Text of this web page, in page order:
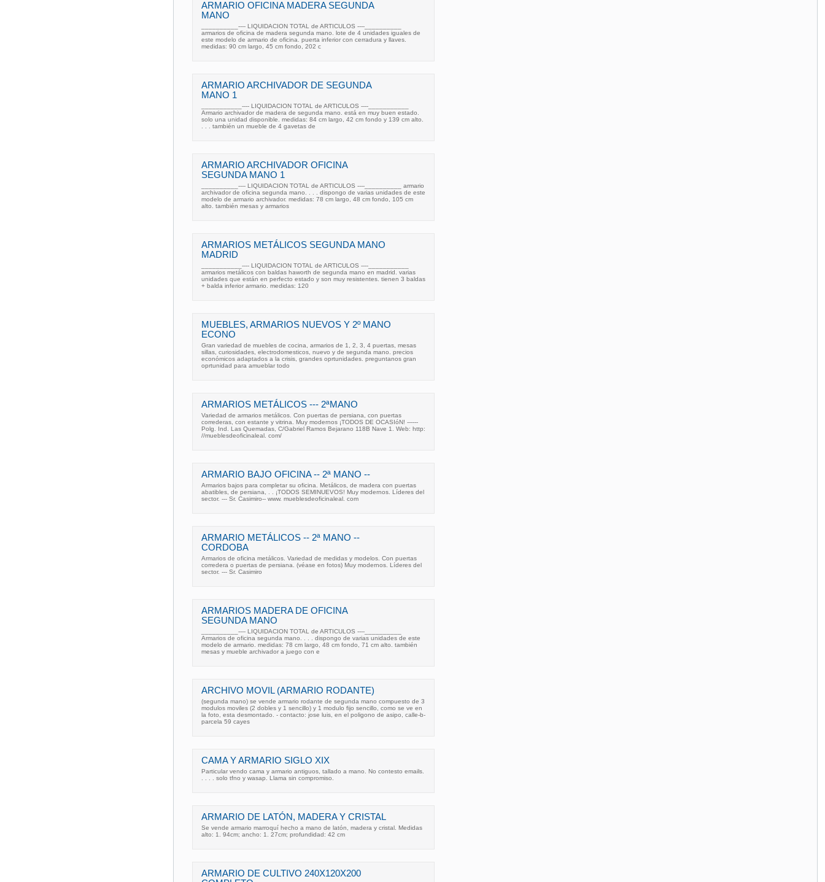
ARMARIO OFICINA MADERA SEGUNDA
MANO
__________---- LIQUIDACION TOTAL de ARTICULOS ----__________
armarios de oficina de madera segunda mano. lote de 4 unidades iguales de
este modelo de armario de oficina. puerta inferior con cerradura y llaves.
medidas: 90 cm largo, 45 cm fondo, 202 c
ARMARIO ARCHIVADOR DE SEGUNDA
MANO 1
___________---- LIQUIDACION TOTAL de ARTICULOS ----___________
Armario archivador de madera de segunda mano. está en muy buen estado.
solo una unidad disponible. medidas: 84 cm largo, 42 cm fondo y 139 cm alto.
. . . también un mueble de 4 gavetas de
ARMARIO ARCHIVADOR OFICINA
SEGUNDA MANO 1
__________---- LIQUIDACION TOTAL de ARTICULOS ----__________ armario
archivador de oficina segunda mano. . . . dispongo de varias unidades de este
modelo de armario archivador. medidas: 78 cm largo, 48 cm fondo, 105 cm
alto. también mesas y armarios
ARMARIOS METÁLICOS SEGUNDA MANO
MADRID
___________---- LIQUIDACION TOTAL de ARTICULOS ----___________
armarios metálicos con baldas haworth de segunda mano en madrid. varias
unidades que están en perfecto estado y son muy resistentes. tienen 3 baldas
+ balda inferior armario. medidas: 120
MUEBLES, ARMARIOS NUEVOS Y 2º MANO
ECONO
Gran variedad de muebles de cocina, armarios de 1, 2, 3, 4 puertas, mesas
sillas, curiosidades, electrodomesticos, nuevo y de segunda mano. precios
económicos adaptados a la crisis, grandes oprtunidades. preguntanos gran
oprtunidad para amueblar todo
ARMARIOS METÁLICOS --- 2ªMANO
Variedad de armarios metálicos. Con puertas de persiana, con puertas
correderas, con estante y vitrina. Muy modernos ¡TODOS DE OCASIóN! ------
Polg. Ind. Las Quemadas, C/Gabriel Ramos Bejarano 118B Nave 1. Web: http:
//mueblesdeoficinaleal. com/
ARMARIO BAJO OFICINA -- 2ª MANO --
Armarios bajos para completar su oficina. Metálicos, de madera con puertas
abatibles, de persiana, . . ¡TODOS SEMINUEVOS! Muy modernos. Líderes del
sector. --- Sr. Casimiro-- www. mueblesdeoficinaleal. com
ARMARIO METÁLICOS -- 2ª MANO --
CORDOBA
Armarios de oficina metálicos. Variedad de medidas y modelos. Con puertas
corredera o puertas de persiana. (véase en fotos) Muy modernos. Líderes del
sector. --- Sr. Casimiro
ARMARIOS MADERA DE OFICINA
SEGUNDA MANO
__________---- LIQUIDACION TOTAL de ARTICULOS ----__________
Armarios de oficina segunda mano. . . . dispongo de varias unidades de este
modelo de armario. medidas: 78 cm largo, 48 cm fondo, 71 cm alto. también
mesas y mueble archivador a juego con e
ARCHIVO MOVIL (ARMARIO RODANTE)
(segunda mano) se vende armario rodante de segunda mano compuesto de 3
modulos moviles (2 dobles y 1 sencillo) y 1 modulo fijo sencillo, como se ve en
la foto, esta desmontado. - contacto: jose luis, en el poligono de asipo, calle-b-
parcela 59 cayes
CAMA Y ARMARIO SIGLO XIX
Particular vendo cama y armario antiguos, tallado a mano. No contesto emails.
. . . . solo tfno y wasap. Llama sin compromiso.
ARMARIO DE LATÓN, MADERA Y CRISTAL
Se vende armario marroquí hecho a mano de latón, madera y cristal. Medidas
alto: 1. 94cm; ancho: 1. 27cm; profundidad: 42 cm
ARMARIO DE CULTIVO 240X120X200